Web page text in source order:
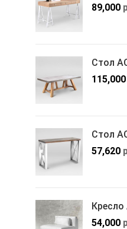
89,000
Стол
115,000
Стол
57,620
54,000